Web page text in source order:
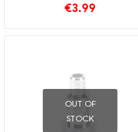
Custom
€3.99
OUT OF
STOCK